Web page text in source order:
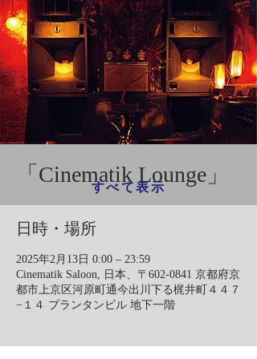
「Cinematik Lounge」
日時・場所
2025年2月13日 0:00 – 23:59
Cinematik Saloon, 日本、〒602-0841 京都府京
都市上京区河原町通今出川下る梶井町４４７
−１４ プランタンビル 地下一階
すべて表示